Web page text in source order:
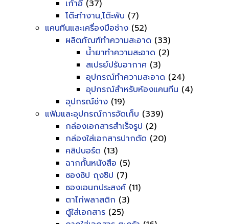
เก้าอี้ (37)
โต๊ะทำงาน,โต๊ะพับ (7)
แคนทีนและเครื่องมือช่าง (52)
ผลิตภัณฑ์ทำความสะอาด (33)
น้ำยาทำความสะอาด (2)
สเปรย์ปรับอากาศ (3)
อุปกรณ์ทำความสะอาด (24)
อุปกรณ์สำหรับห้องแคนทีน (4)
อุปกรณ์ช่าง (19)
แฟ้มและอุปกรณ์การจัดเก็บ (339)
กล่องเอกสารสำเร็จรูป (2)
กล่องใส่เอกสารปากตัด (20)
คลิปบอร์ด (13)
ฉากกั้นหนังสือ (5)
ซองซิป ถุงซิป (7)
ซองเอนกประสงค์ (11)
ตาไก่พลาสติก (3)
ตู้ใส่เอกสาร (25)